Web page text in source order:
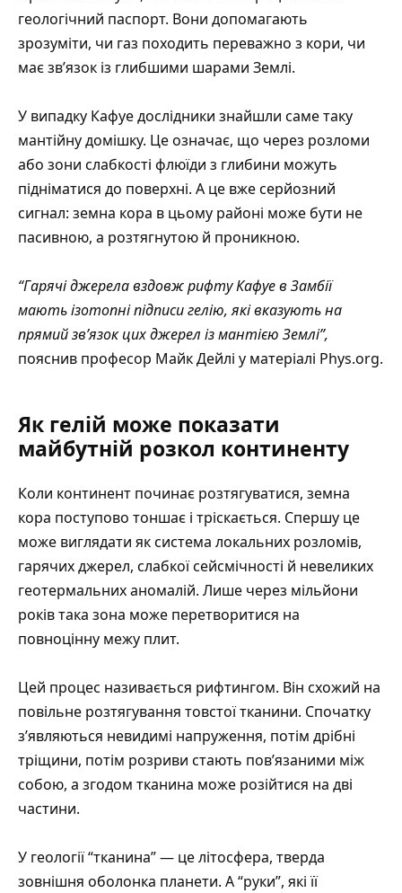
геологічний паспорт. Вони допомагають
зрозуміти, чи газ походить переважно з кори, чи
має зв’язок із глибшими шарами Землі.
У випадку Кафуе дослідники знайшли саме таку
мантійну домішку. Це означає, що через розломи
або зони слабкості флюїди з глибини можуть
підніматися до поверхні. А це вже серйозний
сигнал: земна кора в цьому районі може бути не
пасивною, а розтягнутою й проникною.
“Гарячі джерела вздовж рифту Кафуе в Замбії
мають ізотопні підписи гелію, які вказують на
прямий зв’язок цих джерел із мантією Землі”,
пояснив професор Майк Дейлі у матеріалі Phys.org.
Як гелій може показати
майбутній розкол континенту
Коли континент починає розтягуватися, земна
кора поступово тоншає і тріскається. Спершу це
може виглядати як система локальних розломів,
гарячих джерел, слабкої сейсмічності й невеликих
геотермальних аномалій. Лише через мільйони
років така зона може перетворитися на
повноцінну межу плит.
Цей процес називається рифтингом. Він схожий на
повільне розтягування товстої тканини. Спочатку
з’являються невидимі напруження, потім дрібні
тріщини, потім розриви стають пов’язаними між
собою, а згодом тканина може розійтися на дві
частини.
У геології “тканина” — це літосфера, тверда
зовнішня оболонка планети. А “руки”, які її